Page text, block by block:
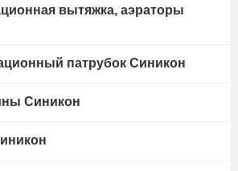
вытяжка, аэраторы
патрубок Синикон
Синикон